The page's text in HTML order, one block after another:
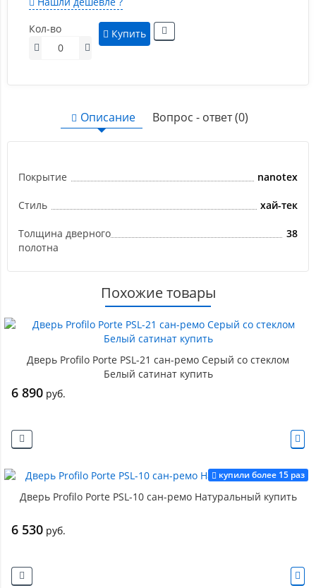
Кол-во
Купить
Описание Вопрос - ответ (0)
Покрытие nanotex
Стиль хай-тек
Толщина дверного
полотна
38
Похожие товары
Дверь Profilo Porte PSL-21 сан-ремо Серый со стеклом
Белый сатинат купить
6 890 руб.
купили более 15 раз
Дверь Profilo Porte PSL-10 сан-ремо Натуральный купить
6 530 руб.